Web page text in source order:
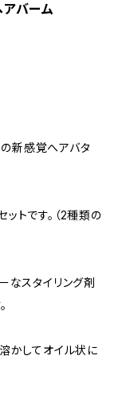
バーム
新感覚へアバタ
トです。（2種類の
なスタイリング剤
かしてオイル状に